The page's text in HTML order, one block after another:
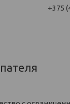
+375